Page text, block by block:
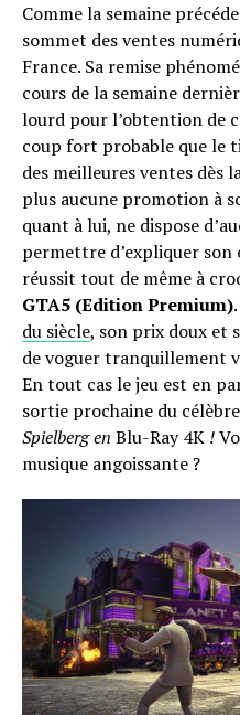
Comme la semaine
sommet des ventes
France. Sa remise
cours de la semaine
lourd pour l’obtention de
coup fort probable que le
des meilleures ventes dès
plus aucune promotion à
quant à lui, ne dispose
permettre d’expliquer
réussit tout de même à
GTA5 (Edition Premium).
du siècle, son prix doux et
de voguer tranquillement
En tout cas le jeu est en
sortie prochaine du
Spielberg en Blu-Ray 4K !
musique angoissante ?